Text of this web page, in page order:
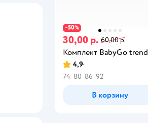
−50%
30,00 р. 60,00 р.
Комплект BabyGo trend
4,9
74 80 86 92
В корзину